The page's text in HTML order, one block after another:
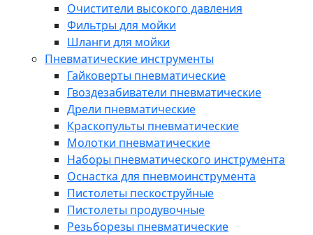
Очистители высокого давления
Фильтры для мойки
Шланги для мойки
Пневматические инструменты
Гайковерты пневматические
Гвоздезабиватели пневматические
Дрели пневматические
Краскопульты пневматические
Молотки пневматические
Наборы пневматического инструмента
Оснастка для пневмоинструмента
Пистолеты пескоструйные
Пистолеты продувочные
Резьборезы пневматические